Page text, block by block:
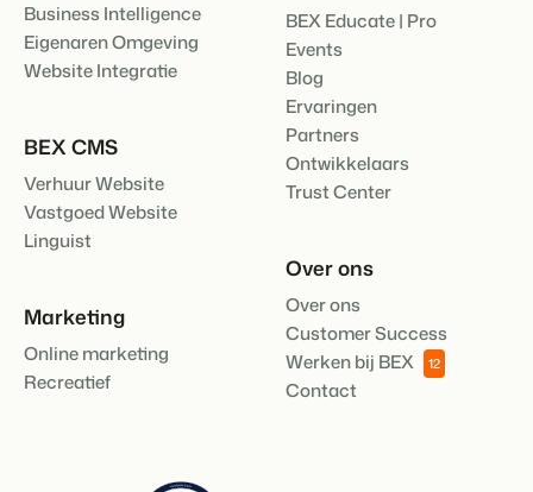
Business Intelligence
Eigenaren Omgeving
Website Integratie
BEX CMS
Verhuur Website
Vastgoed Website
Linguist
Marketing
Online marketing
Recreatief
BEX Educate | Pro
Events
Blog
Ervaringen
Partners
Ontwikkelaars
Trust Center
Over ons
Over ons
Customer Success
Werken bij BEX
12
Contact